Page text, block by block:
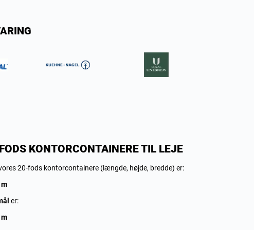
KONTORCONTAINERE TIL LEJE
20-fods kontorcontainere (længde, højde, bredde) er:
m
er:
m